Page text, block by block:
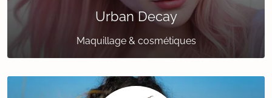
Urban Decay
Maquillage & cosmétiques